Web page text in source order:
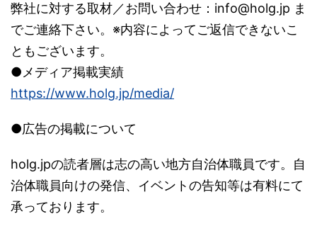
弊社に対する取材／お問い合わせ： info@holg.jp ま
でご連絡下さい。※内容によってご返信できないこ
ともございます。
●メディア掲載実績
https://www.holg.jp/media/
●広告の掲載について
holg.jpの読者層は志の高い地方自治体職員です。自
治体職員向けの発信、イベントの告知等は有料にて
承っております。